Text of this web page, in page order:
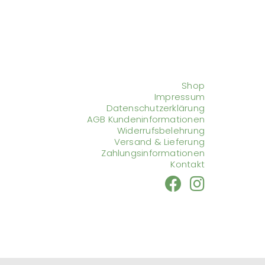
Shop
Impressum
Datenschutzerklärung
AGB Kundeninformationen
Widerrufsbelehrung
Versand & Lieferung
Zahlungsinformationen
Kontakt